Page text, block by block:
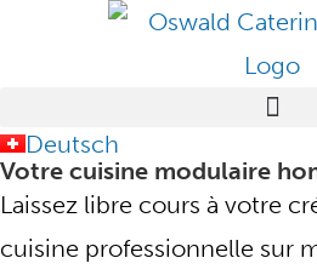
Deutsch
Votre cuisine modulaire
Laissez libre cours à votre
cuisine professionnelle sur